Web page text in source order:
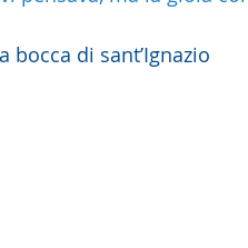
bocca di sant’Ignazio